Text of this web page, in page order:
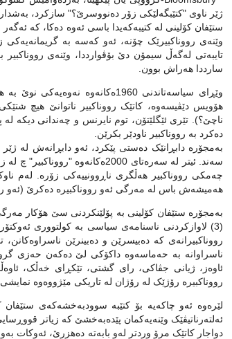
ژێر ناوی "کتێبگه‌لێکی زۆر ده‌نووسرێ؟" سازکرد،
وێنه‌ی رووناکبیرێک چۆنه‌، ئه‌و که‌سه‌ به‌
تایبه‌تی له‌گه‌ڵ سیمۆن دێ بۆڤوارددا، وێنه‌ی
سارددا هه‌راش بوون.
هۆویس دێڤیسه‌وه‌، کاتێک رووناکبیر ناتوانێ هیچ
ناچێ؟). تێری ئێگلێتۆن، توم نایرنس و چه‌ندانی دیکه‌
ده‌کرد به‌ رووناکبیر ناودێر بکرێن.
به‌مجۆره‌ دابڕانێک ده‌ستی پێکرد، ئه‌و دابڕانه‌ش له‌
سه‌ند. ئیتر له‌ سه‌ره‌تای
چه‌مکی رووناکبیر هه‌ڵگری ناڕوونییه‌کی زۆره‌. له‌م
هه‌میشه‌ش باس له‌ مه‌رگی ئه‌و رووناکبیره‌ ده‌کرێ (ئه‌و
(3) لاوازکردنی ناسنامه‌ی سیاسی به‌ کولتووری
رووناکبیرانه‌ی که‌ ده‌بیسرێن و ده‌بینرێن
ناسراوانه‌ به‌ حه‌ماسه‌وه‌ داکۆکی لێ ده‌که‌ن حه‌زی
ئاوه‌ز، ژیانی جڤاکی، رای گشتی، تێکڕای خه‌ڵک،
رووناکبیره‌ رۆژێک له‌ رۆژان له‌ تاریکی مێژووه‌وه‌ نمایشی
لێره‌وه‌ ئه‌و چاکه‌یه‌ بۆ کتێبه‌ سوودبه‌خشه‌که‌ی ستێفان
ئه‌لته‌رناتیڤێک وێنه‌یه‌کمان پێده‌به‌خشێ که‌ زیاتر
دواجار کاتێک مرۆ وردتر له‌و بابه‌ته‌ ده‌هزرێ، ئه‌وکات